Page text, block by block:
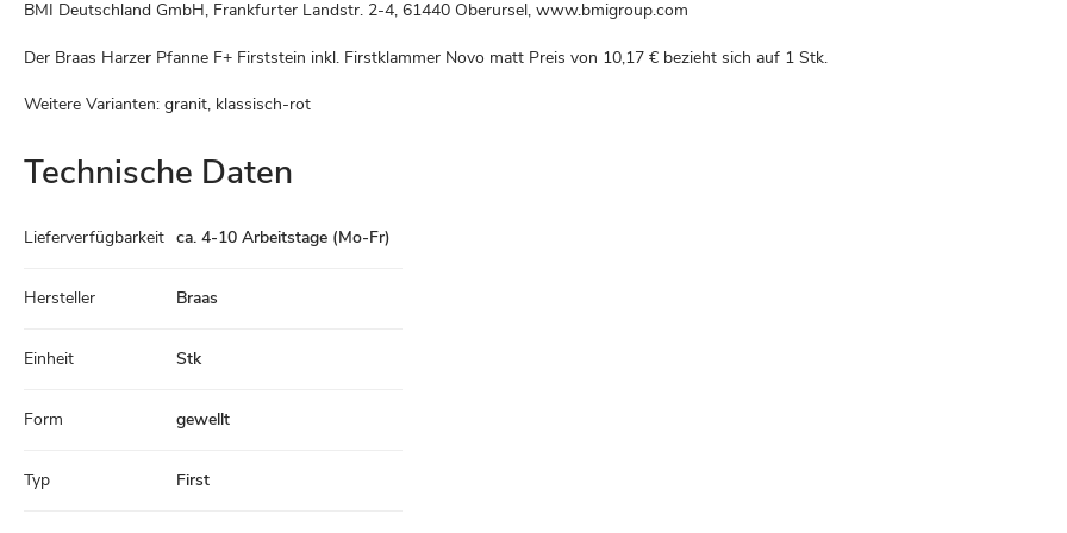
BMI Deutschland GmbH, Frankfurter Landstr. 2-4, 61440 Oberursel, www.bmigroup.com
Der Braas Harzer Pfanne F+ Firststein inkl. Firstklammer Novo matt Preis von 10,17 € bezieht sich auf 1 Stk.
Weitere Varianten: granit, klassisch-rot
Technische Daten
Daten
Lieferverfügbarkeit ca. 4-10 Arbeitstage (Mo-Fr)
Hersteller Braas
Einheit Stk
Form gewellt
Typ First